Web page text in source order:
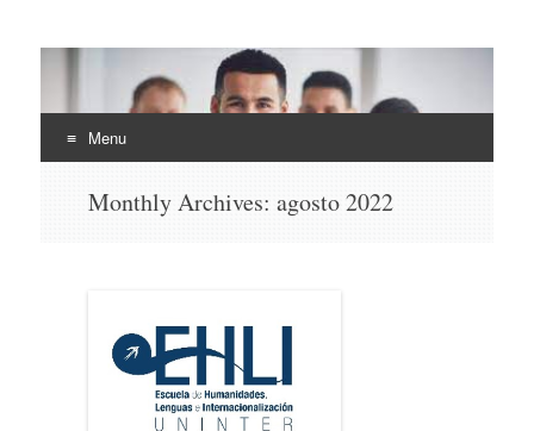
EHLI
UNINTER
Menu
Monthly Archives: agosto 2022